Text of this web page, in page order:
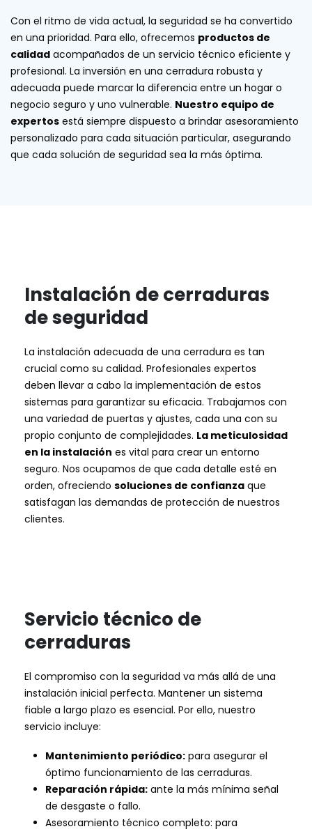
Con el ritmo de vida actual, la seguridad se ha convertido
en una prioridad. Para ello, ofrecemos productos de
calidad acompañados de un servicio técnico eficiente y
profesional. La inversión en una cerradura robusta y
adecuada puede marcar la diferencia entre un hogar o
negocio seguro y uno vulnerable. Nuestro equipo de
expertos está siempre dispuesto a brindar asesoramiento
personalizado para cada situación particular, asegurando
que cada solución de seguridad sea la más óptima.
Instalación de cerraduras
de seguridad
La instalación adecuada de una cerradura es tan
crucial como su calidad. Profesionales expertos
deben llevar a cabo la implementación de estos
sistemas para garantizar su eficacia. Trabajamos con
una variedad de puertas y ajustes, cada una con su
propio conjunto de complejidades. La meticulosidad
en la instalación es vital para crear un entorno
seguro. Nos ocupamos de que cada detalle esté en
orden, ofreciendo soluciones de confianza que
satisfagan las demandas de protección de nuestros
clientes.
Servicio técnico de
cerraduras
El compromiso con la seguridad va más allá de una
instalación inicial perfecta. Mantener un sistema
fiable a largo plazo es esencial. Por ello, nuestro
servicio incluye:
Mantenimiento periódico:para asegurar el
óptimo funcionamiento de las cerraduras.
Reparación rápida:ante la más mínima señal
de desgaste o fallo.
Asesoramiento técnico completo: para